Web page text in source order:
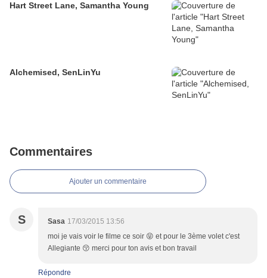
Hart Street Lane, Samantha Young
Alchemised, SenLinYu
Commentaires
Ajouter un commentaire
S Sasa 17/03/2015 13:56
moi je vais voir le filme ce soir 😝 et pour le 3ème volet c'est
Allegiante 😚 merci pour ton avis et bon travail
Répondre